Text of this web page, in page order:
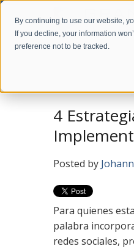
By continuing to use our website,
If you decline, your information
preference not to be tracked.
4
Posted by
Para quienes
palabra
redes sociales,